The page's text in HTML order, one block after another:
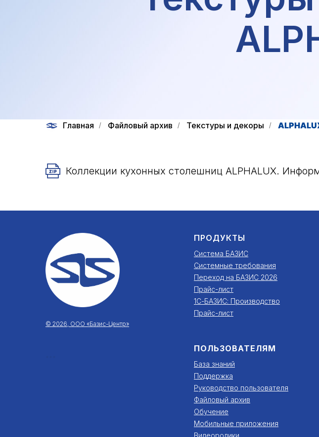
Главная / Файловый архив / Текстуры и декоры /
Коллекции кухонных столешниц ALPHALUX.
© 2026, ООО «Базис-Центр»
ПРОДУКТЫ
Система БАЗИС
Системные требования
Переход на БАЗИС 2026
Прайс-лист
1С-БАЗИС: Производство
Прайс-лист
ПОЛЬЗОВАТЕЛЯМ
База знаний
Поддержка
Руководство пользователя
Файловый архив
Обучение
Мобильные приложения
Видеоролики